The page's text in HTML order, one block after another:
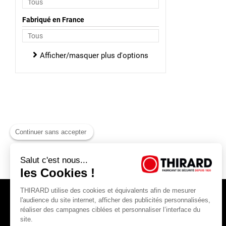
Fabriqué en France
Afficher/masquer plus d'options
Continuer sans accepter
Salut c'est nous...
les Cookies !
THIRARD utilise des cookies et équivalents afin de mesurer
l'audience du site internet, afficher des publicités personnalisées,
réaliser des campagnes ciblées et personnaliser l’interface du
site.